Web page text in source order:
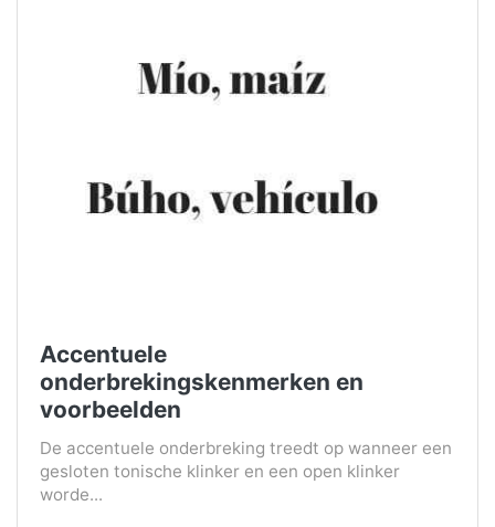
Accentuele
onderbrekingskenmerken en
voorbeelden
De accentuele onderbreking treedt op wanneer een
gesloten tonische klinker en een open klinker
worde...